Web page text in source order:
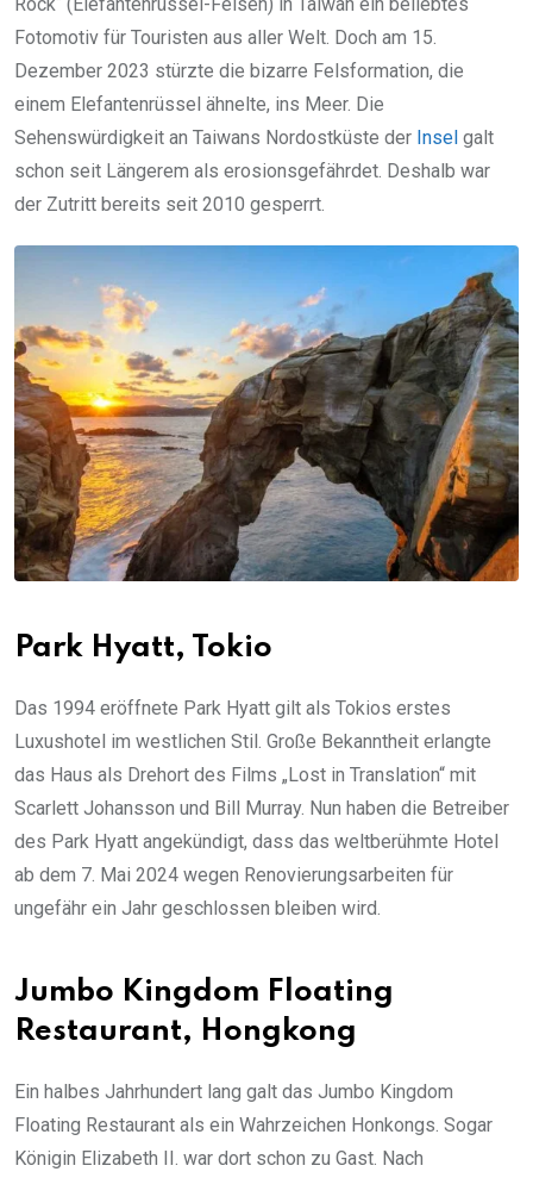
Fotomotiv für Touristen aus aller Welt. Doch am 15.
Dezember 2023 stürzte die bizarre Felsformation, die
einem Elefantenrüssel ähnelte, ins Meer. Die
Sehenswürdigkeit an Taiwans Nordostküste der Insel galt
schon seit Längerem als erosionsgefährdet. Deshalb war
der Zutritt bereits seit 2010 gesperrt.
Park Hyatt, Tokio
Das 1994 eröffnete Park Hyatt gilt als Tokios erstes
Luxushotel im westlichen Stil. Große Bekanntheit erlangte
das Haus als Drehort des Films „Lost in Translation“ mit
Scarlett Johansson und Bill Murray. Nun haben die Betreiber
des Park Hyatt angekündigt, dass das weltberühmte Hotel
ab dem 7. Mai 2024 wegen Renovierungsarbeiten für
ungefähr ein Jahr geschlossen bleiben wird.
Jumbo Kingdom Floating
Restaurant, Hongkong
Ein halbes Jahrhundert lang galt das Jumbo Kingdom
Floating Restaurant als ein Wahrzeichen Honkongs. Sogar
Königin Elizabeth II. war dort schon zu Gast. Nach